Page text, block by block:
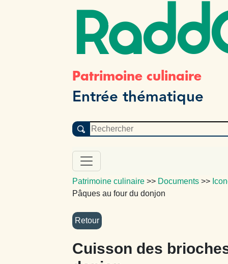
Patrimoine culinaire
Entrée thématique
Patrimoine culinaire >> Documents >>
Pâques au four du donjon
Cuisson des